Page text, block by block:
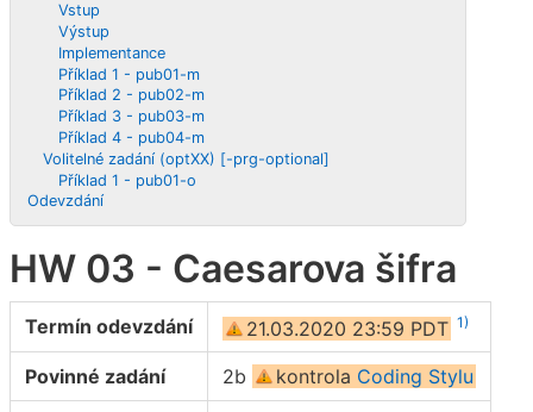
Vstup
Výstup
Implementance
Příklad 1 - pub01-m
Příklad 2 - pub02-m
Příklad 3 - pub03-m
Příklad 4 - pub04-m
Volitelné zadání (optXX) [-prg-optional]
Příklad 1 - pub01-o
Odevzdání
HW 03 - Caesarova šifra
Termín odevzdání 21.03.2020 23:59 PDT 1)
Povinné zadání 2b kontrola Coding Stylu